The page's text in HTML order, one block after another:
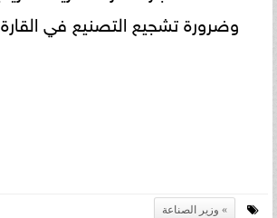
وضرورة تشجيع التصنيع في القارة.
وزير الصناعة